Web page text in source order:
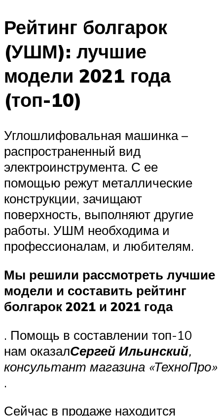
Рейтинг болгарок
(УШМ): лучшие
модели 2021 года
(топ-10)
Углошлифовальная машинка –
распространенный вид
электроинструмента. С ее
помощью режут металлические
конструкции, зачищают
поверхность, выполняют другие
работы. УШМ необходима и
профессионалам, и любителям.
Мы решили рассмотреть лучшие
модели и составить рейтинг
болгарок 2021 и 2021 года
. Помощь в составлении топ-10
нам оказалСергей Ильинский,
консультант магазина «ТехноПро»
.
Сейчас в продаже находится